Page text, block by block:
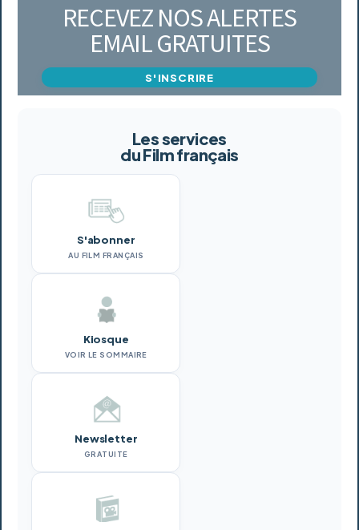
RECEVEZ NOS ALERTES
EMAIL GRATUITES
S'INSCRIRE
Les services
du Film français
S'abonner
AU FILM FRANÇAIS
Kiosque
VOIR LE SOMMAIRE
Newsletter
GRATUITE